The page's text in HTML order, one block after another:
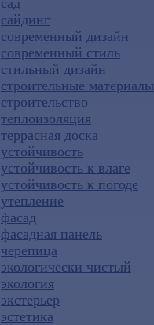
сад
сайдинг
современный дизайн
современный стиль
стильный дизайн
строительные материалы
строительство
теплоизоляция
террасная доска
устойчивость
устойчивость к влаге
устойчивость к погоде
утепление
фасад
фасадная панель
черепица
экологически чистый
экология
экстерьер
эстетика